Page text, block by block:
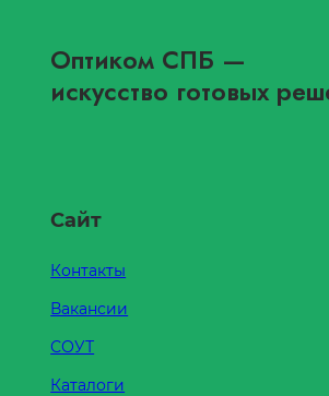
Оптиком СПБ —
искусство готовых
Сайт
Контакты
Вакансии
СОУТ
Каталоги